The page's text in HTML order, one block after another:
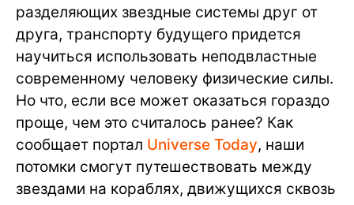
разделяющих звездные системы друг от
друга, транспорту будущего придется
научиться использовать неподвластные
современному человеку физические силы.
Но что, если все может оказаться гораздо
проще, чем это считалось ранее? Как
сообщает портал Universe Today, наши
потомки смогут путешествовать между
звездами на кораблях, движущихся сквозь